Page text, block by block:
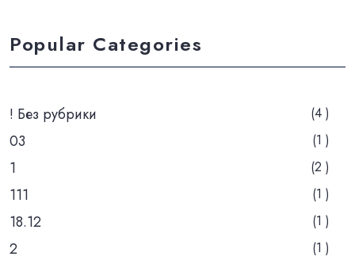
Popular Categories
! Без рубрики (4 )
03 (1 )
1 (2 )
111 (1 )
18.12 (1 )
2 (1 )